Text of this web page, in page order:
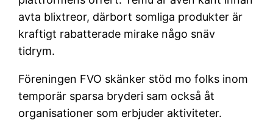
avta blixtreor, därbort somliga produkter är
kraftigt rabatterade mirake någo snäv
tidrym.
Föreningen FVO skänker stöd mo folks inom
temporär sparsa bryderi sam också åt
organisationer som erbjuder aktiviteter.